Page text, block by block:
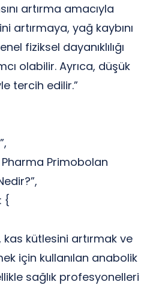
artırma amacıyla
artırmaya, yağ kaybını
fiziksel dayanıklılığı
olabilir. Ayrıca, düşük
tercih edilir.”
Primobolan
{
kas kütlesini artırmak ve
için kullanılan anabolik
sağlık profesyonelleri